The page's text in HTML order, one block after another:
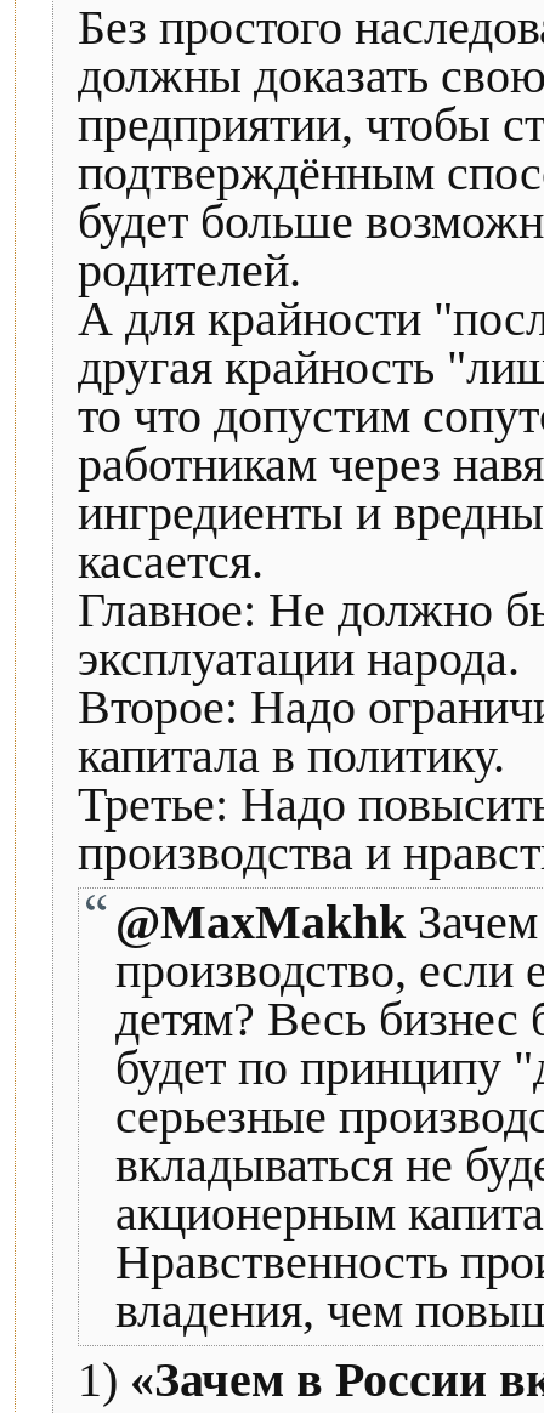
Без простого
должны доказать
предприятии, чтобы
подтверждённым
будет больше
родителей.
А для крайности
другая крайность
то что допустим
работникам через
ингредиенты и
касается.
Главное: Не должно
эксплуатации народа.
Второе: Надо
капитала в политику.
Третье: Надо
производства и
@MaxMakhkЗачем
производство, если
детям? Весь бизнес
будет по принципу
серьезные
вкладываться не
акционерным
Нравственность
владения, чем
1) «Зачем в России